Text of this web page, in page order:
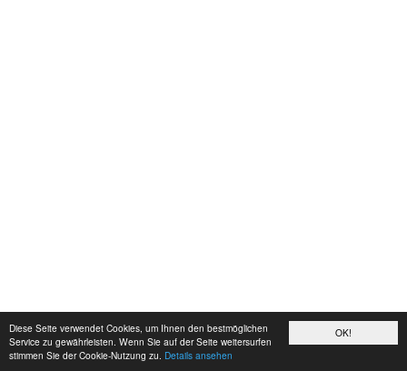
OK!
Diese Seite verwendet Cookies, um Ihnen den bestmöglichen
Service zu gewährleisten. Wenn Sie auf der Seite weitersurfen
stimmen Sie der Cookie-Nutzung zu. Details ansehen